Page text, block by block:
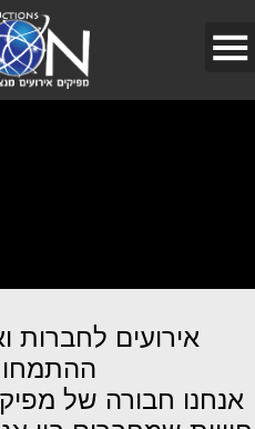
אירועים לחברות
אנחנו חבורה של